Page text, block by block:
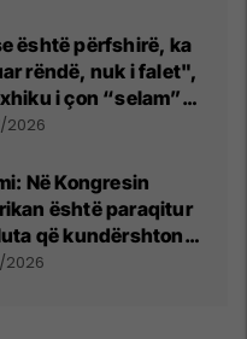
është përfshirë, ka
rëndë, nuk i falet",
i çon “selam”
Ramës
2026
Në Kongresin
është paraqitur
që kundërshton
e Asamblesë
2026